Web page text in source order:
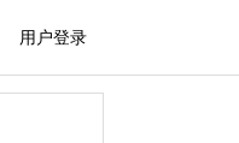
用户登录